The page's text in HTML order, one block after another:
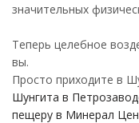
значительных
Теперь целебное
вы.
Просто приходите в
Шунгита в
пещеру в Минерал